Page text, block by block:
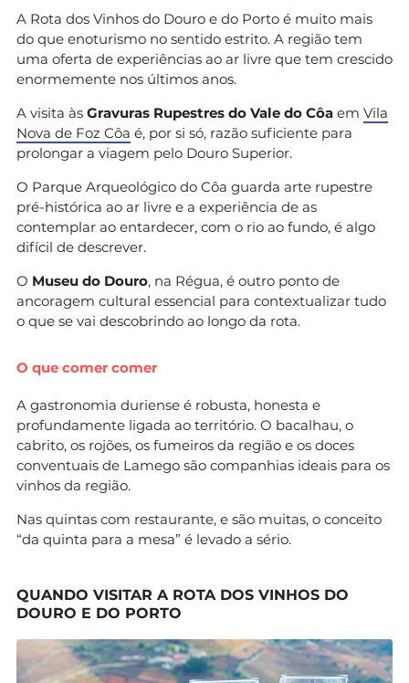
A Rota dos Vinhos do Douro e do Porto é muito mais
do que enoturismo no sentido estrito. A região tem
uma oferta de experiências ao ar livre que tem crescido
enormemente nos últimos anos.
A visita às Gravuras Rupestres do Vale do Côa em Vila
Nova de Foz Côa é, por si só, razão suficiente para
prolongar a viagem pelo Douro Superior.
O Parque Arqueológico do Côa guarda arte rupestre
pré-histórica ao ar livre e a experiência de as
contemplar ao entardecer, com o rio ao fundo, é algo
difícil de descrever.
O Museu do Douro, na Régua, é outro ponto de
ancoragem cultural essencial para contextualizar tudo
o que se vai descobrindo ao longo da rota.
O que comer comer
A gastronomia duriense é robusta, honesta e
profundamente ligada ao território. O bacalhau, o
cabrito, os rojões, os fumeiros da região e os doces
conventuais de Lamego são companhias ideais para os
vinhos da região.
Nas quintas com restaurante, e são muitas, o conceito
“da quinta para a mesa” é levado a sério.
QUANDO VISITAR A ROTA DOS VINHOS DO
DOURO E DO PORTO